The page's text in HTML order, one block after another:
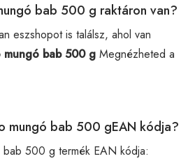
bab 500 g raktáron van?
eszshopot is találsz, ahol van
mungó bab 500 g Megnézheted a
mungó bab 500 gEAN kódja?
500 g termék EAN kódja: